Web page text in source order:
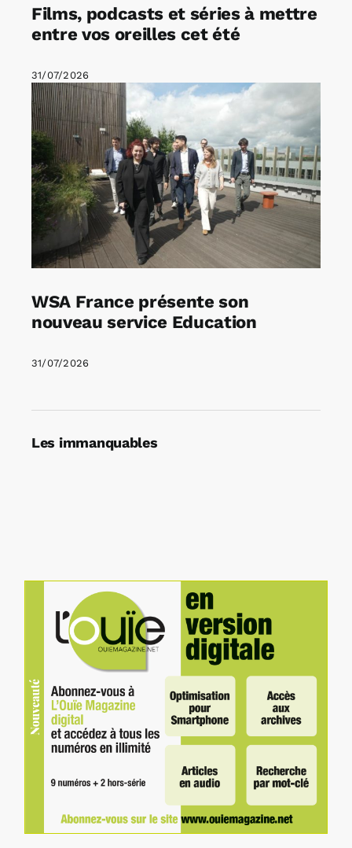
Films, podcasts et séries à mettre
entre vos oreilles cet été
31/07/2026
WSA France présente son
nouveau service Education
31/07/2026
Les immanquables